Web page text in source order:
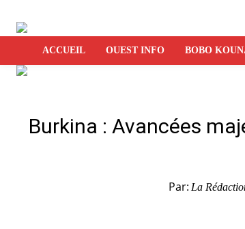
ACCUEIL OUEST INFO BOBO
Burkina : Avancées
Par: La